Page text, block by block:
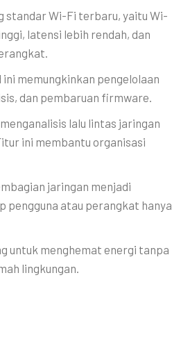
standar Wi-Fi terbaru, yaitu Wi-
latensi lebih rendah, dan
memungkinkan pengelolaan
dan pembaruan firmware.
lalu lintas jaringan
ini membantu organisasi
jaringan menjadi
pengguna atau perangkat hanya
untuk menghemat energi tanpa
lingkungan.